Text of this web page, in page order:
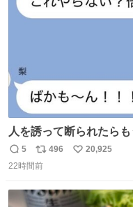
人を誘って断られたら
元気出してほしい
返
信
5
リ
ポ
ト
496
い
20,925
22時間前